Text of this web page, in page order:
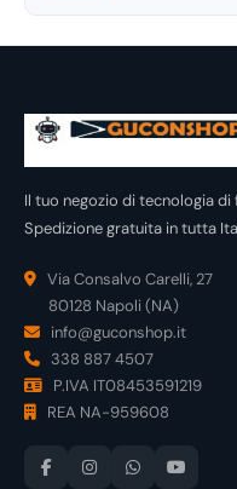
Il tuo negozio di tecnologia di
Spedizione gratuita in tutta
Via Consalvo Carelli, 27
80128 Napoli (NA)
info@guconshop.it
338 887 4507
P.IVA IT08453591219
REA NA-959608